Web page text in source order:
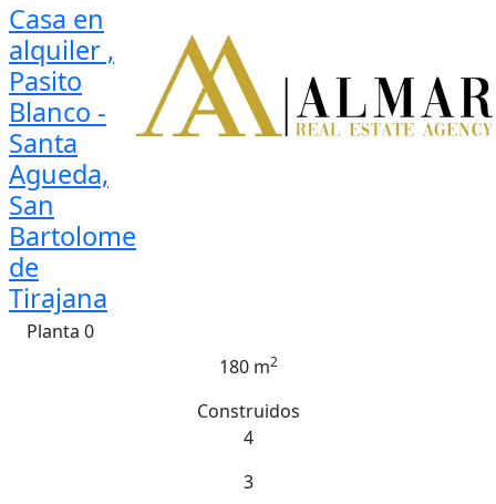
Casa en
alquiler ,
Pasito
Blanco -
Santa
Agueda,
San
Bartolome
de
Tirajana
Planta 0
180 m2
Construidos
4
3